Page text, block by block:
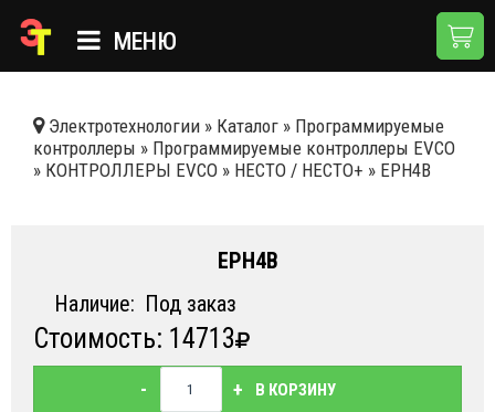
МЕНЮ
КАТАЛОГ
НОВОСТИ
ДОСТАВКА И ОПЛАТА
КОНТАКТЫ
Электротехнологии » Каталог » Программируемые
контроллеры » Программируемые контроллеры EVCO
» КОНТРОЛЛЕРЫ EVCO » HECTO / HECTO+ » EPH4B
EPH4B
Наличие: Под заказ
Стоимость: 14713
- + В КОРЗИНУ